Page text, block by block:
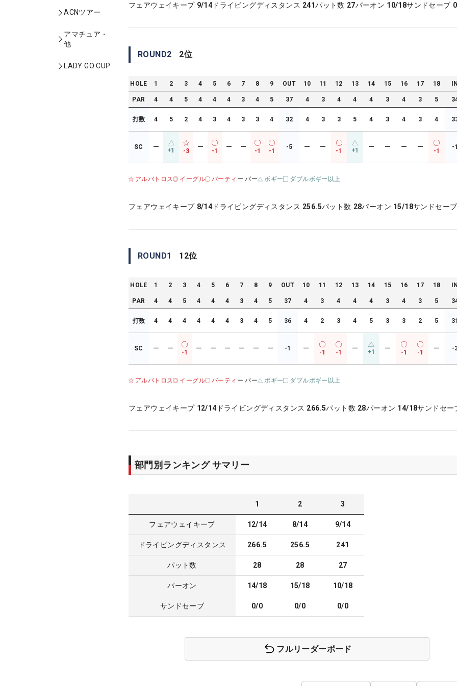
ACNツアー
アマチュア・
他
LADY GO CUP
フェアウェイキープ 9/14 ドライビングディスタンス 241パット数 27パーオン 10/18サンドセーブ
ROUND2 2位
HOLE 1 2 3 4 5 6 7 8 9 OUT 10 11 12 13 14 15 16 17 18
PAR 4 4 5 4 4 4 3 4 5 37 4 3 4 4 4 3 4 3 5
打数 4 5 2 4 3 4 3 3 4 32 4 3 3 5 4 3 4 3 4
SC ー +1 -3
ー
-1
ー ー
-1 -1
-5 ー ー
-1 +1 ー ー ー ー
-1
-
アルバトロス イーグル バーティ ー パー ボギー ダブルボギー以上
フェアウェイキープ 8/14 ドライビングディスタンス 256.5パット数 28パーオン 15/18サンドセーブ
ROUND1 12位
HOLE 1 2 3 4 5 6 7 8 9 OUT 10 11 12 13 14 15 16 17 18
PAR 4 4 5 4 4 4 3 4 5 37 4 3 4 4 4 3 4 3 5
打数 4 4 4 4 4 4 3 4 5 36 4 2 3 4 5 3 3 2 5
SC ー ー
-1
ー ー ー ー ー ー -1 ー
-1 -1
ー +1 ー
-1 -1
ー -
アルバトロス イーグル バーティ ー パー ボギー ダブルボギー以上
フェアウェイキープ 12/14 ドライビングディスタンス 266.5パット数 28パーオン 14/18サンドセー
部門別ランキング サマリー
1 2 3
フェアウェイキープ 12/14 8/14 9/14
ドライビングディスタンス 266.5 256.5 241
パット数 28 28 27
パーオン 14/18 15/18 10/18
サンドセーブ 0/0 0/0 0/0
フルリーダーボード